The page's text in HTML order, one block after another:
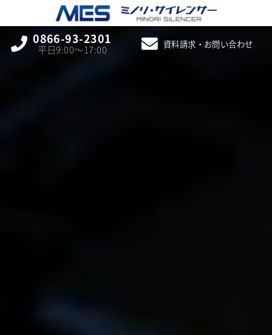
0866-93-2301
平日9:00〜17:00 資料請求・お問い合わせ